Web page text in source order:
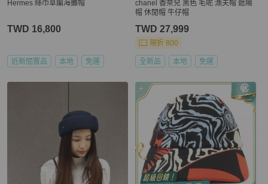
Hermes 絲巾草編海攤帽
TWD 16,800
近新閒置品 本地 免運
chanel 香奈兒 黑色 毛呢 漁夫帽 遮陽
帽 休閒帽 牛仔帽
TWD 27,999
現折 800
全新品 本地 免運